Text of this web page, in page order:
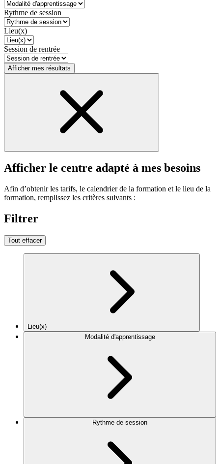
Rythme de session
Lieu(x)
Session de rentrée
Afficher mes résultats
Afficher le centre adapté à mes besoins
Afin d’obtenir les tarifs, le calendrier de la formation et le lieu de la
formation, remplissez les critères suivants :
Filtrer
Tout effacer
Lieu(x)
Modalité d'apprentissage
Rythme de session